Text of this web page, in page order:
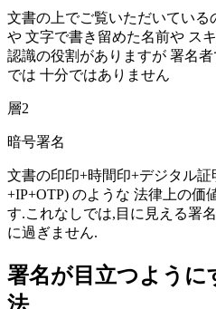
文書の上でご覧いただいてい
や 文字で書き留めた名前や ス
認識の役割がありますが 署名
では 十分ではありません
層2
暗号署名
文書の印印+時間印+デジタル
+IP+OTP) のような 法律上の価
す.これなしでは,目に見える署
に過ぎません.
署名が目立つように
法